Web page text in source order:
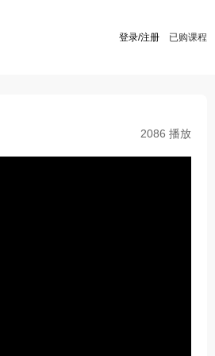
登录/注册 已购课程
2086 播放